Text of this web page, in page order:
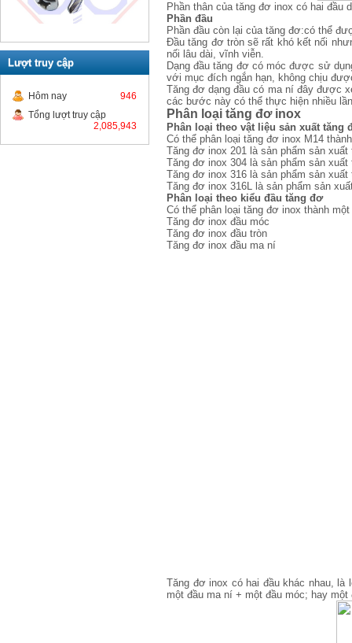
Phần thân của tăng đơ inox có hai đầu
Phần đầu
Phần đầu còn lại của tăng đơ:có thể
Đầu tăng đơ tròn sẽ rất khó kết nối
nối lâu dài, vĩnh viễn.
Dạng đầu tăng đơ có móc được sử
với mục đích ngắn hạn, không chịu
Tăng đơ dạng đầu có ma ní đây được
các bước này có thể thực hiện nhiều
Phân loại tăng đơ inox
Phân loại theo vật liệu sản xuất tăng
Có thể phân loại tăng đơ inox M14
Tăng đơ inox 201 là sản phẩm sản
Tăng đơ inox 304 là sản phẩm sản
Tăng đơ inox 316 là sản phẩm sản
Tăng đơ inox 316L là sản phẩm sản
Phân loại theo kiểu đầu tăng đơ
Có thể phân loại tăng đơ inox thành
Tăng đơ inox đầu móc
Tăng đơ inox đầu tròn
Tăng đơ inox đầu ma ní
Tăng đơ inox có hai đầu khác nhau,
một đầu ma ní + một đầu móc; hay
Lượt truy cập
Hôm nay
946
Tổng lượt truy cập
2,085,943